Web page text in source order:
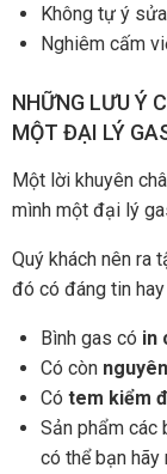
Không tự ý
Nghiêm cấm
NHỮNG LƯU Ý
MỘT ĐẠI LÝ
Một lời khuyên
mình một đại lý
Quý khách nên ra
đó có đáng tin
Bình gas có in
Có còn
Có tem kiểm
Sản phẩm các
có thể bạn